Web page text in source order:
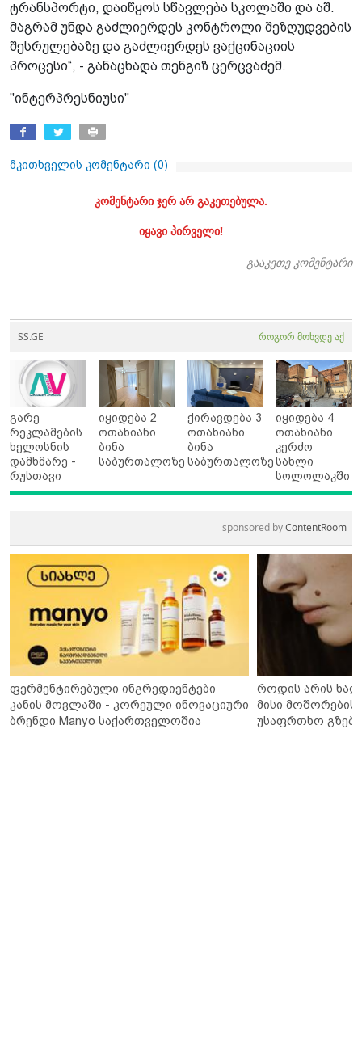
ტრანსპორტი, დაიწყოს სწავლება სკოლაში და აშ.
მაგრამ უნდა გაძლიერდეს კონტროლი შეზღუდვების
შესრულებაზე და გაძლიერდეს ვაქცინაციის
პროცესი“, - განაცხადა თენგიზ ცერცვაძემ.
"ინტერპრესნიუსი"
მკითხველის კომენტარი (0)
კომენტარი ჯერ არ გაკეთებულა.
იყავი პირველი!
გააკეთე კომენტარი
SS.GE როგორ მოხვდე აქ
გარე
რეკლამების
ხელოსნის
დამხმარე -
რუსთავი
იყიდება 2
ოთახიანი
ბინა
საბურთალოზე
ქირავდება 3
ოთახიანი
ბინა
საბურთალოზე
იყიდება 4
ოთახიანი
კერძო
სახლი
სოლოლაკში
sponsored byContentRoom
ფერმენტირებული ინგრედიენტები
კანის მოვლაში - კორეული ინოვაციური
ბრენდი Manyo საქართველოშია
როდის არის
მისი მოშორების
უსაფრთხო გზები